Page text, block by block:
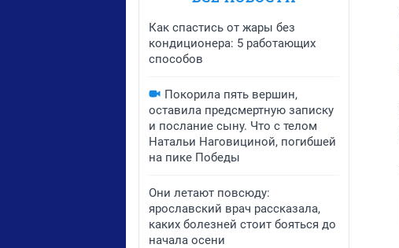
Как спастись от жары без
кондиционера: 5 работающих
способов
Покорила пять вершин,
оставила предсмертную записку
и послание сыну. Что с телом
Натальи Наговициной, погибшей
на пике Победы
Они летают повсюду:
ярославский врач рассказала,
каких болезней стоит бояться до
начала осени